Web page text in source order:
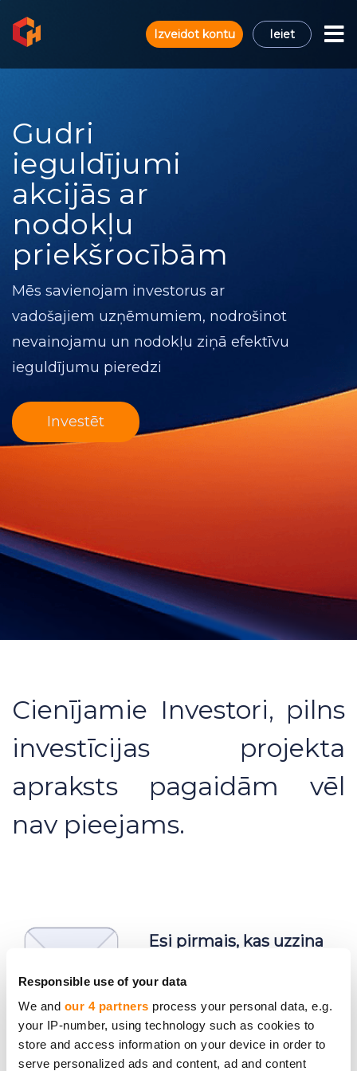
Responsible use of your data
We and our 4 partners process your personal data, e.g.
your IP-number, using technology such as cookies to
store and access information on your device in order to
serve personalized ads and content, ad and content
Izveidot kontu Ieiet
Gudri
ieguldījumi
akcijās ar
nodokļu
priekšrocībām
Mēs savienojam investorus ar
vadošajiem uzņēmumiem, nodrošinot
nevainojamu un nodokļu ziņā efektīvu
ieguldījumu pieredzi
Investēt
Cienījamie Investori, pilns
investīcijas projekta
apraksts pagaidām vēl
nav pieejams.
Esi pirmais, kas uzzina
investīciju projektiem